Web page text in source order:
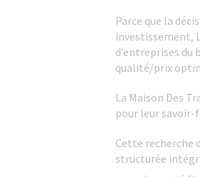
Parce que la
investissement,
d’entreprises
qualité/prix
La Maison Des
pour leur savoir-
Cette recherche
structurée